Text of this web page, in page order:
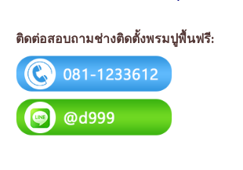
ติดต่อสอบถามช่างติดตั้งพรมปูพื้นฟรี: